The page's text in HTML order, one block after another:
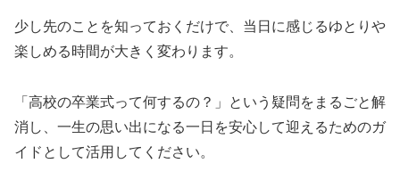
少し先のことを知っておくだけで、当日に感じるゆとりや
楽しめる時間が大きく変わります。
「高校の卒業式って何するの？」という疑問をまるごと解
消し、一生の思い出になる一日を安心して迎えるためのガ
イドとして活用してください。